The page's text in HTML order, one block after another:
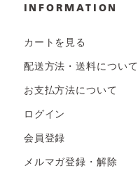
INFORMATION
カートを見る
配送方法・送料について
お支払方法について
ログイン
会員登録
メルマガ登録・解除